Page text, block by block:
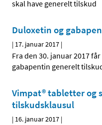
skal have generelt tilskud
Duloxetin og
| 17. januar 2017 |
Fra den 30. januar 2017
gabapentin generelt
Vimpat® tabletter og
tilskudsklausul
| 16. januar 2017 |